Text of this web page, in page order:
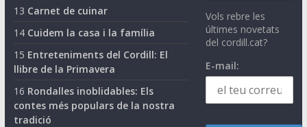
13 Carnet de cuinar
14 Cuidem la casa i la família
15 Entreteniments del Cordill: El
llibre de la Primavera
16 Rondalles inoblidables: Els
contes més populars de la nostra
tradició
Vols rebre les
últimes novetats
del cordill.cat?
E-mail: